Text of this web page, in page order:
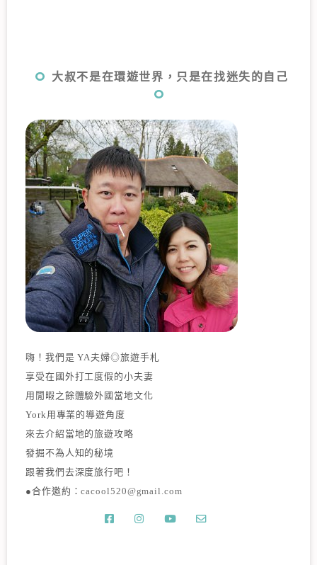
大叔不是在環遊世界，只是在找迷失的自己
嗨！我們是 YA夫婦◎旅遊手札
享受在國外打工度假的小夫妻
用閒暇之餘體驗外國當地文化
York用專業的導遊角度
來去介紹當地的旅遊攻略
發掘不為人知的秘境
跟著我們去深度旅行吧！
●合作邀約：cacool520@gmail.com